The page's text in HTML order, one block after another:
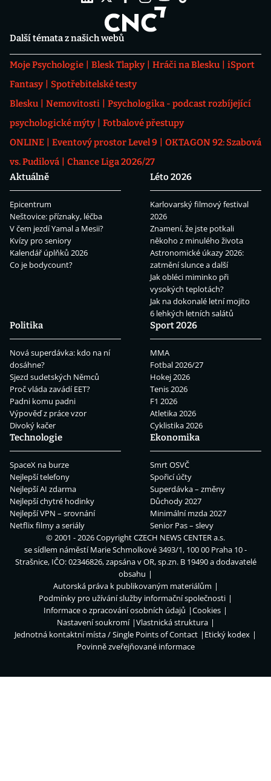
Další témata z našich webů
Moje Psychologie Blesk Tlapky Hráči na Blesku
iSport
Fantasy
Spotřebitelské testy
Blesku
Nemovitosti
Psychologika - podcast rozbíjející
psychologické mýty
Fotbalové přestupy
ONLINE
Eventový prostor Level 9
OKTAGON 92: Szabová
vs. Pudilová
Chance Liga 2026/27
Aktuálně
Epicentrum
Neštovice: příznaky, léčba
V čem jezdí Yamal a Mesii?
Kvízy pro seniory
Kalendář úplňků 2026
Co je bodycount?
Léto 2026
Karlovarský filmový festival
2026
Znamení, že jste potkali
někoho z minulého života
Astronomické úkazy 2026:
zatmění slunce a další
Jak obléci miminko při
vysokých teplotách?
Jak na dokonalé letní mojito
6 lehkých letních salátů
Politika
Nová superdávka: kdo na ní
dosáhne?
Sjezd sudetských Němců
Proč vláda zavádí EET?
Padni komu padni
Výpověď z práce vzor
Divoký kačer
Sport 2026
MMA
Fotbal 2026/27
Hokej 2026
Tenis 2026
F1 2026
Atletika 2026
Cyklistika 2026
Technologie
SpaceX na burze
Nejlepší telefony
Nejlepší AI zdarma
Nejlepší chytré hodinky
Nejlepší VPN – srovnání
Netflix filmy a seriály
Ekonomika
Smrt OSVČ
Spořicí účty
Superdávka – změny
Důchody 2027
Minimální mzda 2027
Senior Pas – slevy
© 2001 - 2026 CopyrightCZECH NEWS CENTER a.s.
se sídlem náměstí Marie Schmolkové 3493/1, 100 00 Praha 10 -
Strašnice, IČO: 02346826, zapsána v OR, sp.zn. B 19490 a dodavatelé
obsahu
Autorská práva k publikovaným materiálům
Podmínky pro užívání služby informační společnosti
Informace o zpracování osobních údajů
Cookies
Nastavení soukromí
Vlastnická struktura
Jednotná kontaktní místa / Single Points of Contact
Etický kodex
Povinně zveřejňované informace